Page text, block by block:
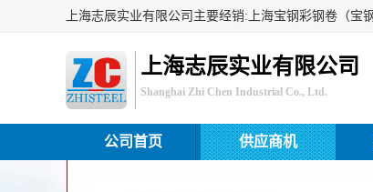
上海志辰实业有限公司
Shanghai Zhi Chen Industrial Co., Ltd.
公司首页 供应商机